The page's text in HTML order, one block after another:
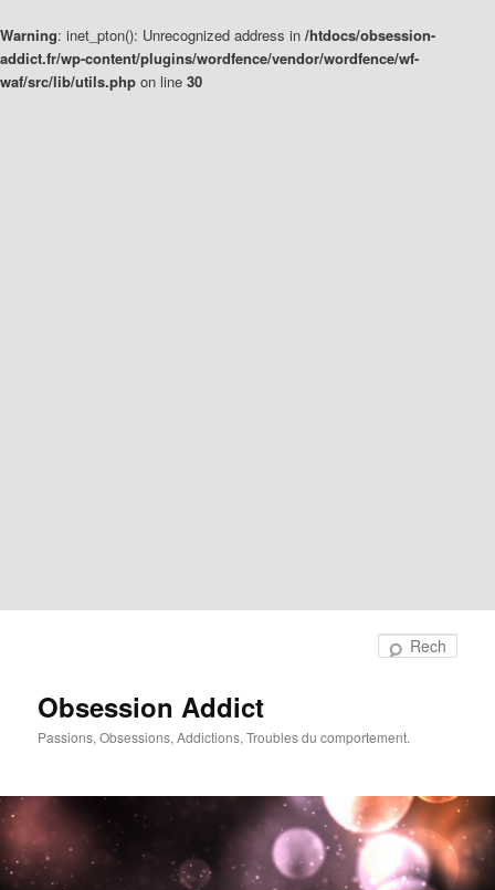
Warning: inet_pton(): Unrecognized address in /htdocs/obsession-
addict.fr/wp-content/plugins/wordfence/vendor/wordfence/wf-
waf/src/lib/utils.php on line 30
Obsession Addict
Passions, Obsessions, Addictions, Troubles du comportement.